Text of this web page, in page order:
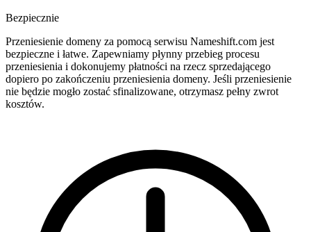
Bezpiecznie
Przeniesienie domeny za pomocą serwisu Nameshift.com jest
bezpieczne i łatwe. Zapewniamy płynny przebieg procesu
przeniesienia i dokonujemy płatności na rzecz sprzedającego
dopiero po zakończeniu przeniesienia domeny. Jeśli przeniesienie
nie będzie mogło zostać sfinalizowane, otrzymasz pełny zwrot
kosztów.